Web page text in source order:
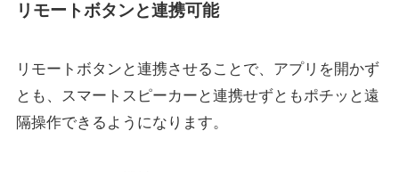
リモートボタンと連携可能
リモートボタンと連携させることで、アプリを開かず
とも、スマートスピーカーと連携せずともポチッと遠
隔操作できるようになります。